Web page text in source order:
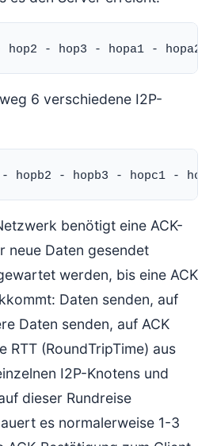
6 verschiedene I2P-
benötigt eine ACK-
neue Daten gesendet
werden, bis eine ACK
Daten senden, auf
Daten senden, auf ACK
RTT (RoundTripTime) aus
I2P-Knotens und
dieser Rundreise
es normalerweise 1-3